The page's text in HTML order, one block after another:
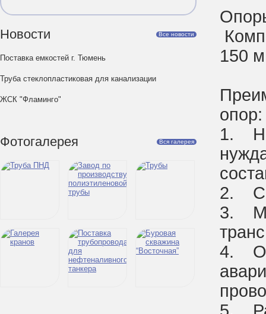
Новости Все новости
Поставка емкостей г. Тюмень
Труба стеклопластиковая для канализации
ЖСК "Фламинго"
Фотогалерея Вся галерея
150
опор:
1. Не
2.
3.
4.